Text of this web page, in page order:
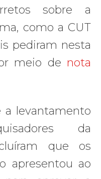
sobre a
como a CUT
pediram nesta
meio de nota
a levantamento
da
que os
apresentou ao